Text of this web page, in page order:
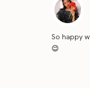
So happy
😉